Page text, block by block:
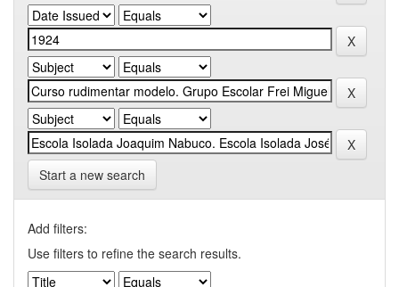
Start a new search
Add filters:
Use filters to refine the search results.